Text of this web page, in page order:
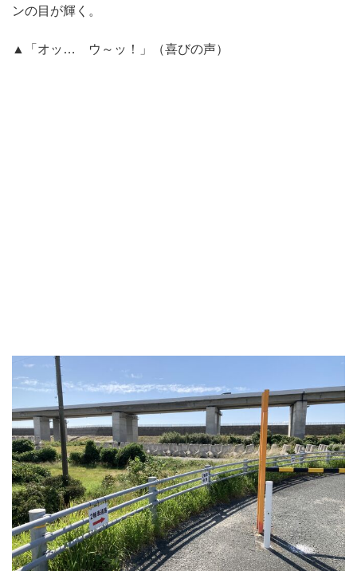
ンの目が輝く。
▲「オッ… ウ～ッ！」（喜びの声）